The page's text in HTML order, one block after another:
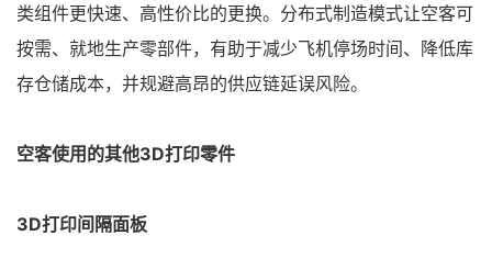
类组件更快速、高性价比的更换。分布式制造模式让空客可
按需、就地生产零部件，有助于减少飞机停场时间、降低库
存仓储成本，并规避高昂的供应链延误风险。
空客使用的其他3D打印零件
3D打印间隔面板